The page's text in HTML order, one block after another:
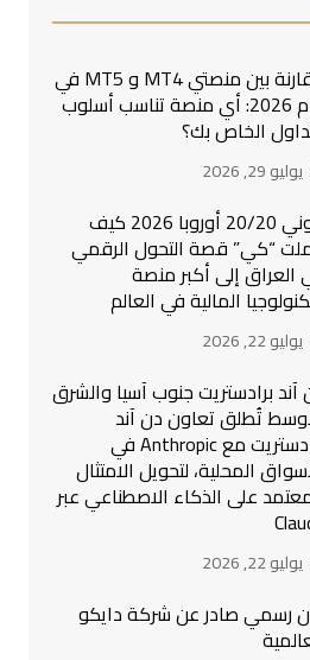
مقارنة بين منصتي MT4 و MT5 في
عام 2026: أي منصة تناسب أسلوب
الخاص بك؟
يوليو 29, 2026
موني 20/20 أوروبا 2026 كيف
“كي” قصة التحول الرقمي
العراق إلى أكبر منصة
المالية في العالم
يوليو 22, 2026
آند برادستريت جنوب آسيا والشرق
تُطلق تعاون دن آند
برادستريت مع Anthropic في
المحلية، لتحويل الامتثال
على الذكاء الاصطناعي عبر
يوليو 22, 2026
رسمي صادر عن شركة دايكو